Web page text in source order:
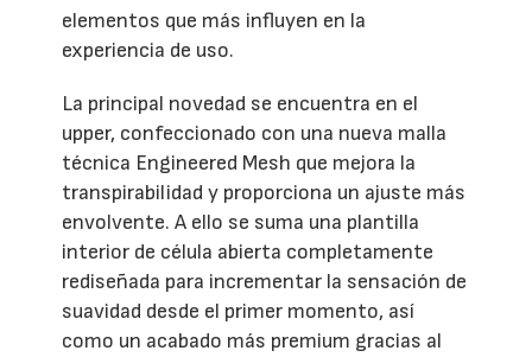
elementos que más influyen en la
experiencia de uso.
La principal novedad se encuentra en el
upper, confeccionado con una nueva malla
técnica Engineered Mesh que mejora la
transpirabilidad y proporciona un ajuste más
envolvente. A ello se suma una plantilla
interior de célula abierta completamente
rediseñada para incrementar la sensación de
suavidad desde el primer momento, así
como un acabado más premium gracias al